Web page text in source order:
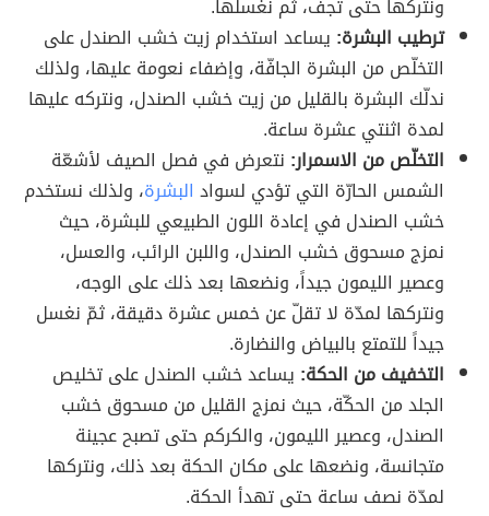
ونتركها حتى تجفّ، ثم نغسلها.
ترطيب البشرة: يساعد استخدام زيت خشب الصندل على
التخلّص من البشرة الجافّة، وإضفاء نعومة عليها، ولذلك
ندلّك البشرة بالقليل من زيت خشب الصندل، ونتركه عليها
لمدة اثنتي عشرة ساعة.
التخلّص من الاسمرار: نتعرض في فصل الصيف لأشعّة
الشمس الحارّة التي تؤدي لسواد البشرة، ولذلك نستخدم
خشب الصندل في إعادة اللون الطبيعي للبشرة، حيث
نمزج مسحوق خشب الصندل، واللبن الرائب، والعسل،
وعصير الليمون جيداً، ونضعها بعد ذلك على الوجه،
ونتركها لمدّة لا تقلّ عن خمس عشرة دقيقة، ثمّ نغسل
جيداً للتمتع بالبياض والنضارة.
التخفيف من الحكة: يساعد خشب الصندل على تخليص
الجلد من الحكّة، حيث نمزج القليل من مسحوق خشب
الصندل، وعصير الليمون، والكركم حتى تصبح عجينة
متجانسة، ونضعها على مكان الحكة بعد ذلك، ونتركها
لمدّة نصف ساعة حتى تهدأ الحكة.